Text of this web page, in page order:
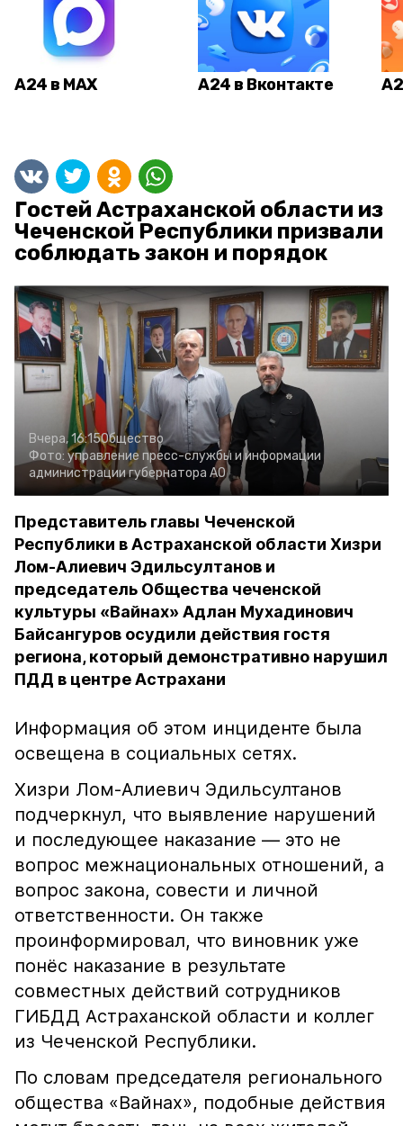
А24 в MAX А24 в Вконтакте
Гостей Астраханской области из
Чеченской Республики призвали
соблюдать закон и порядок
Вчера, 16:15Общество
Фото: управление пресс-службы и информации
администрации губернатора АО
Представитель главы Чеченской
Республики в Астраханской области Хизри
Лом-Алиевич Эдильсултанов и
председатель Общества чеченской
культуры «Вайнах» Адлан Мухадинович
Байсангуров осудили действия гостя
региона, который демонстративно нарушил
ПДД в центре Астрахани
Информация об этом инциденте была
освещена в социальных сетях.
Хизри Лом-Алиевич Эдильсултанов
подчеркнул, что выявление нарушений
и последующее наказание — это не
вопрос межнациональных отношений, а
вопрос закона, совести и личной
ответственности. Он также
проинформировал, что виновник уже
понёс наказание в результате
совместных действий сотрудников
ГИБДД Астраханской области и коллег
из Чеченской Республики.
По словам председателя регионального
общества «Вайнах», подобные действия